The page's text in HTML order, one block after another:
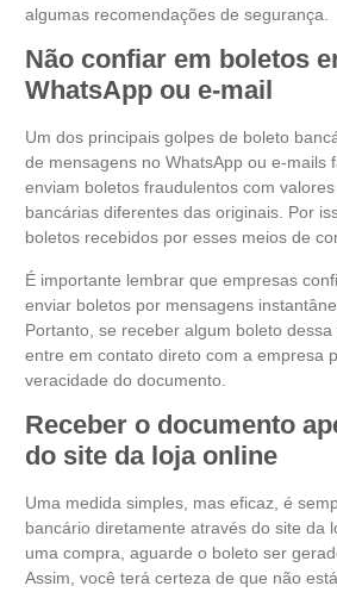
algumas recomendações de segurança.
Não confiar em boletos
WhatsApp ou e-mail
Um dos principais golpes de boleto
de mensagens no WhatsApp ou e-mails
enviam boletos fraudulentos com
bancárias diferentes das originais. Por
boletos recebidos por esses meios de
É importante lembrar que empresas
enviar boletos por mensagens
Portanto, se receber algum boleto
entre em contato direto com a empresa
veracidade do documento.
Receber o documento
do site da loja online
Uma medida simples, mas eficaz, é
bancário diretamente através do site da
uma compra, aguarde o boleto ser
Assim, você terá certeza de que não